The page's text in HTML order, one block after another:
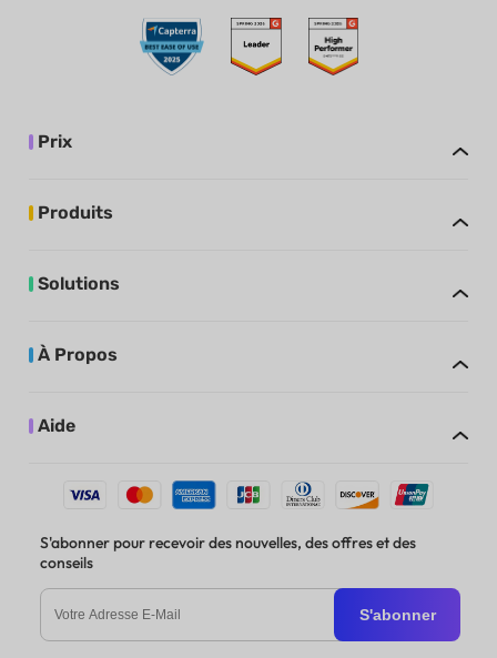
Prix
Produits
Solutions
À Propos
Aide
S'abonner pour recevoir des nouvelles, des offres et des
conseils
S'abonner